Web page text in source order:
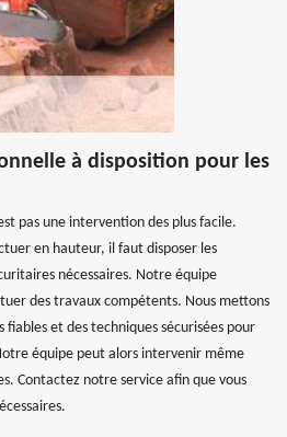
à disposition pour les
pas une intervention des plus facile.
en hauteur, il faut disposer les
nécessaires. Notre équipe
des travaux compétents. Nous mettons
et des techniques sécurisées pour
équipe peut alors intervenir même
Contactez notre service afin que vous